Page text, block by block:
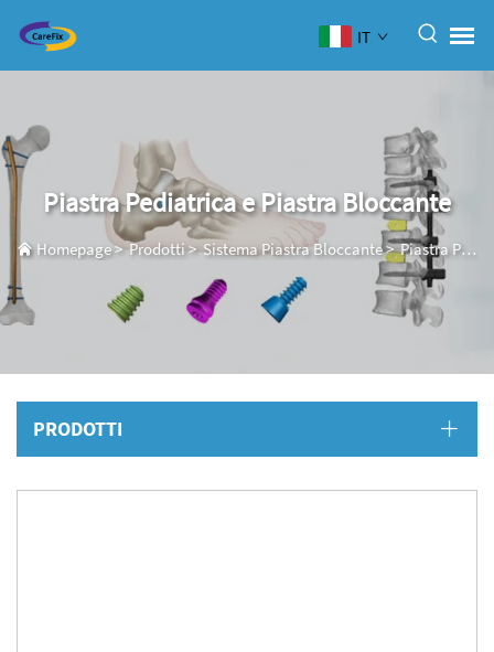
IT
Piastra Pediatrica e Piastra Bloccante
Homepage>Prodotti>Sistema Piastra Bloccante>Piastra Pediatrica e Piastra Bloccante
PRODOTTI